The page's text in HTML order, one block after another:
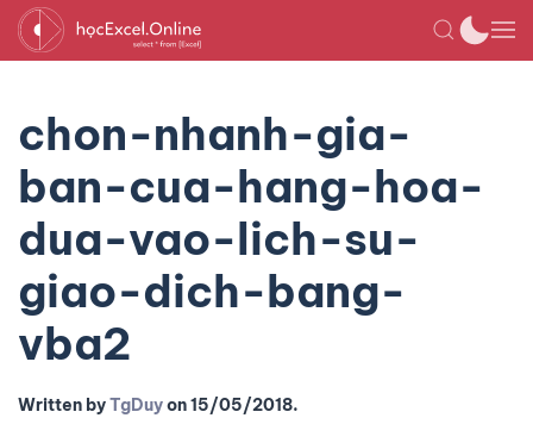
chon-nhanh-gia-
ban-cua-hang-hoa-
dua-vao-lich-su-
giao-dich-bang-
vba2
Written byTgDuyon15/05/2018.